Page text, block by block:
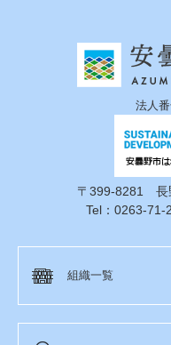
法人
〒399-8281 長
Tel：0263-71-
組織一覧